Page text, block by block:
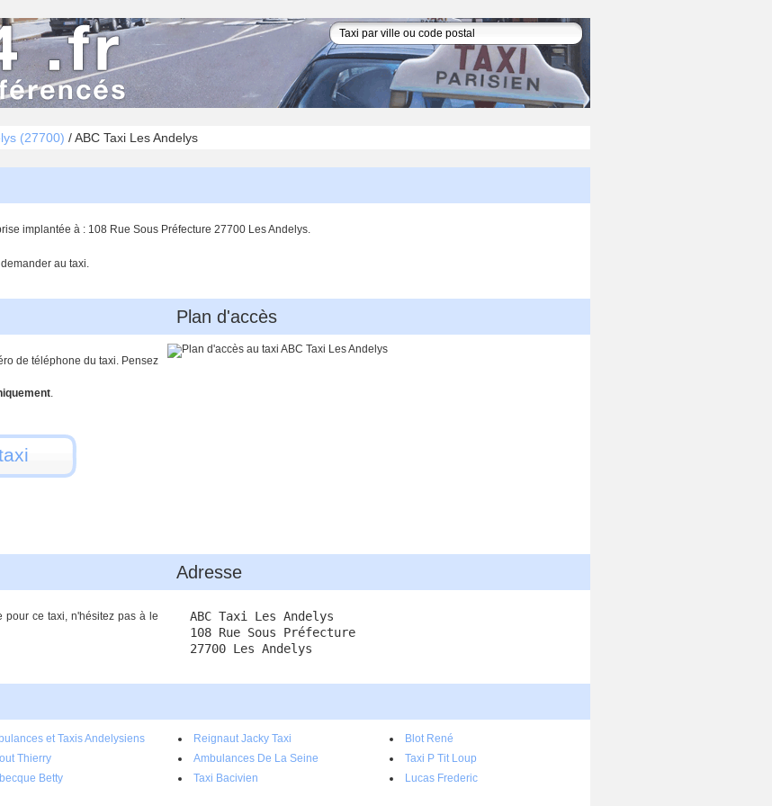
(27700) /ABC Taxi Les Andelys
implantée à : 108 Rue Sous Préfecture 27700 Les Andelys.
au taxi.
de téléphone du taxi. Pensez
.
Plan d'accès
pour ce taxi, n'hésitez pas à le
Adresse
ABC Taxi Les Andelys
108 Rue Sous Préfecture
27700 Les Andelys
et Taxis Andelysiens Reignaut Jacky Taxi
Blot René
Thierry Ambulances De La Seine
Taxi P Tit Loup
Betty Taxi Bacivien Lucas Frederic